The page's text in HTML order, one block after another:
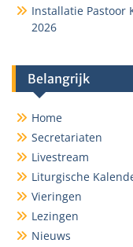
Installatie Pastoor
2026
Belangrijk
Home
Secretariaten
Livestream
Liturgische
Vieringen
Lezingen
Nieuws